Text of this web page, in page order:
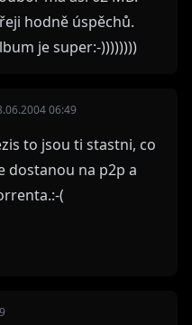
hodně úspěchů.
je super:-))))))))
06:49
to jsou ti stastni, co
dostanou na p2p a
(